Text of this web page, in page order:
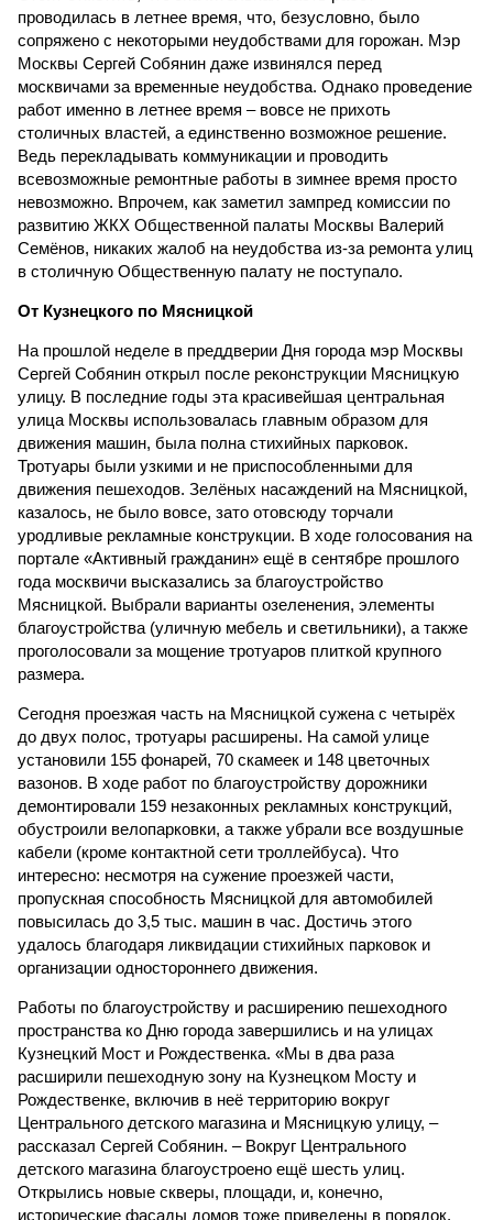
проводилась в летнее время, что, безусловно, было
сопряжено с некоторыми неудобствами для горожан. Мэр
Москвы Сергей Собянин даже извинялся перед
москвичами за временные неудобства. Однако проведение
работ именно в летнее время – вовсе не прихоть
столичных властей, а единственно возможное решение.
Ведь перекладывать коммуникации и проводить
всевозможные ремонтные работы в зимнее время просто
невозможно. Впрочем, как заметил зампред комиссии по
развитию ЖКХ Общественной палаты Москвы Валерий
Семёнов, никаких жалоб на неудобства из-за ремонта улиц
в столичную Общественную палату не поступало.
От Кузнецкого по Мясницкой
На прошлой неделе в преддверии Дня города мэр Москвы
Сергей Собянин открыл после реконструкции Мясницкую
улицу. В последние годы эта красивейшая центральная
улица Москвы использовалась главным образом для
движения машин, была полна стихийных парковок.
Тротуары были узкими и не приспособленными для
движения пешеходов. Зелёных насаждений на Мясницкой,
казалось, не было вовсе, зато отовсюду торчали
уродливые рекламные конструкции. В ходе голосования на
портале «Активный гражданин» ещё в сентябре прошлого
года москвичи высказались за благоустройство
Мясницкой. Выбрали варианты озеленения, элементы
благоустройства (уличную мебель и светильники), а также
проголосовали за мощение тротуаров плиткой крупного
размера.
Сегодня проезжая часть на Мясницкой сужена с четырёх
до двух полос, тротуары расширены. На самой улице
установили 155 фонарей, 70 скамеек и 148 цветочных
вазонов. В ходе работ по благоустройству дорожники
демонтировали 159 незаконных рекламных конструкций,
обустроили велопарковки, а также убрали все воздушные
кабели (кроме контактной сети троллейбуса). Что
интересно: несмотря на сужение проезжей части,
пропускная способность Мясницкой для автомобилей
повысилась до 3,5 тыс. машин в час. Достичь этого
удалось благодаря ликвидации стихийных парковок и
организации одностороннего движения.
Работы по благоустройству и расширению пешеходного
пространства ко Дню города завершились и на улицах
Кузнецкий Мост и Рождественка. «Мы в два раза
расширили пешеходную зону на Кузнецком Мосту и
Рождественке, включив в неё территорию вокруг
Центрального детского магазина и Мясницкую улицу, –
рассказал Сергей Собянин. – Вокруг Центрального
детского магазина благоустроено ещё шесть улиц.
Открылись новые скверы, площади, и, конечно,
исторические фасады домов тоже приведены в порядок,